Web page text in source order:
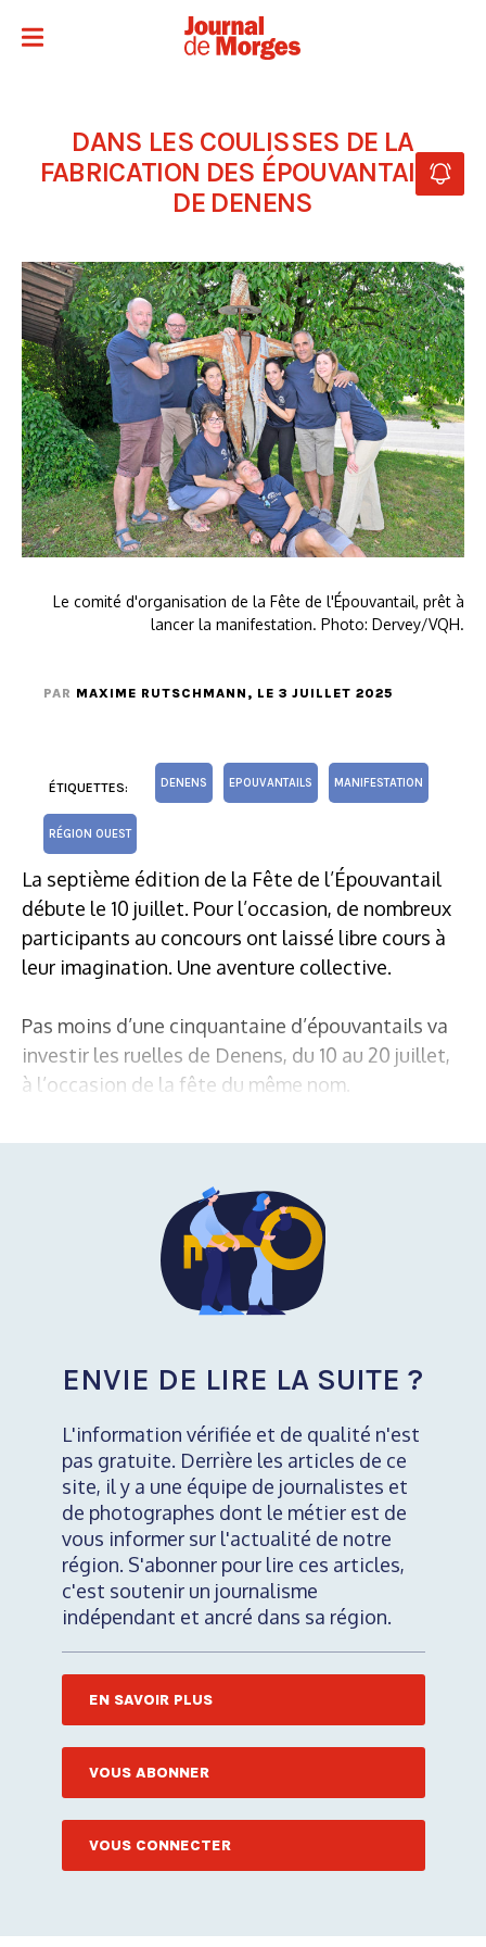
DANS LES COULISSES DE LA
FABRICATION DES ÉPOUVANTAILS
DE DENENS
Le comité d'organisation de la Fête de l'Épouvantail, prêt à
lancer la manifestation. Photo: Dervey/VQH.
PAR MAXIME RUTSCHMANN , LE 3 JUILLET 2025
ÉTIQUETTES: DENENS EPOUVANTAILS MANIFESTATION
RÉGION OUEST
La septième édition de la Fête de l’Épouvantail
débute le 10 juillet. Pour l’occasion, de nombreux
participants au concours ont laissé libre cours à
leur imagination. Une aventure collective.
Pas moins d’une cinquantaine d’épouvantails va
investir les ruelles de Denens, du 10 au 20 juillet,
à l’occasion de la fête du même nom.
ENVIE DE LIRE LA SUITE ?
L'information vérifiée et de qualité n'est
pas gratuite. Derrière les articles de ce
site, il y a une équipe de journalistes et
de photographes dont le métier est de
vous informer sur l'actualité de notre
région. S'abonner pour lire ces articles,
c'est soutenir un journalisme
indépendant et ancré dans sa région.
EN SAVOIR PLUS
VOUS ABONNER
VOUS CONNECTER